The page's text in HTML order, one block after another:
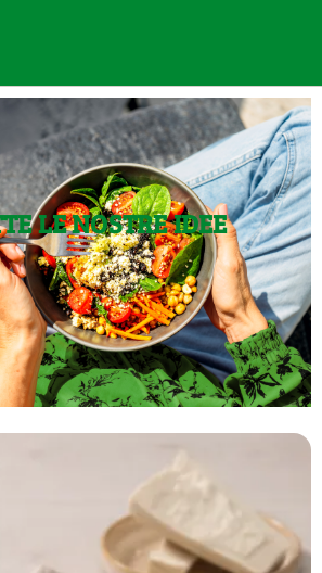
LE NOSTRE IDEE